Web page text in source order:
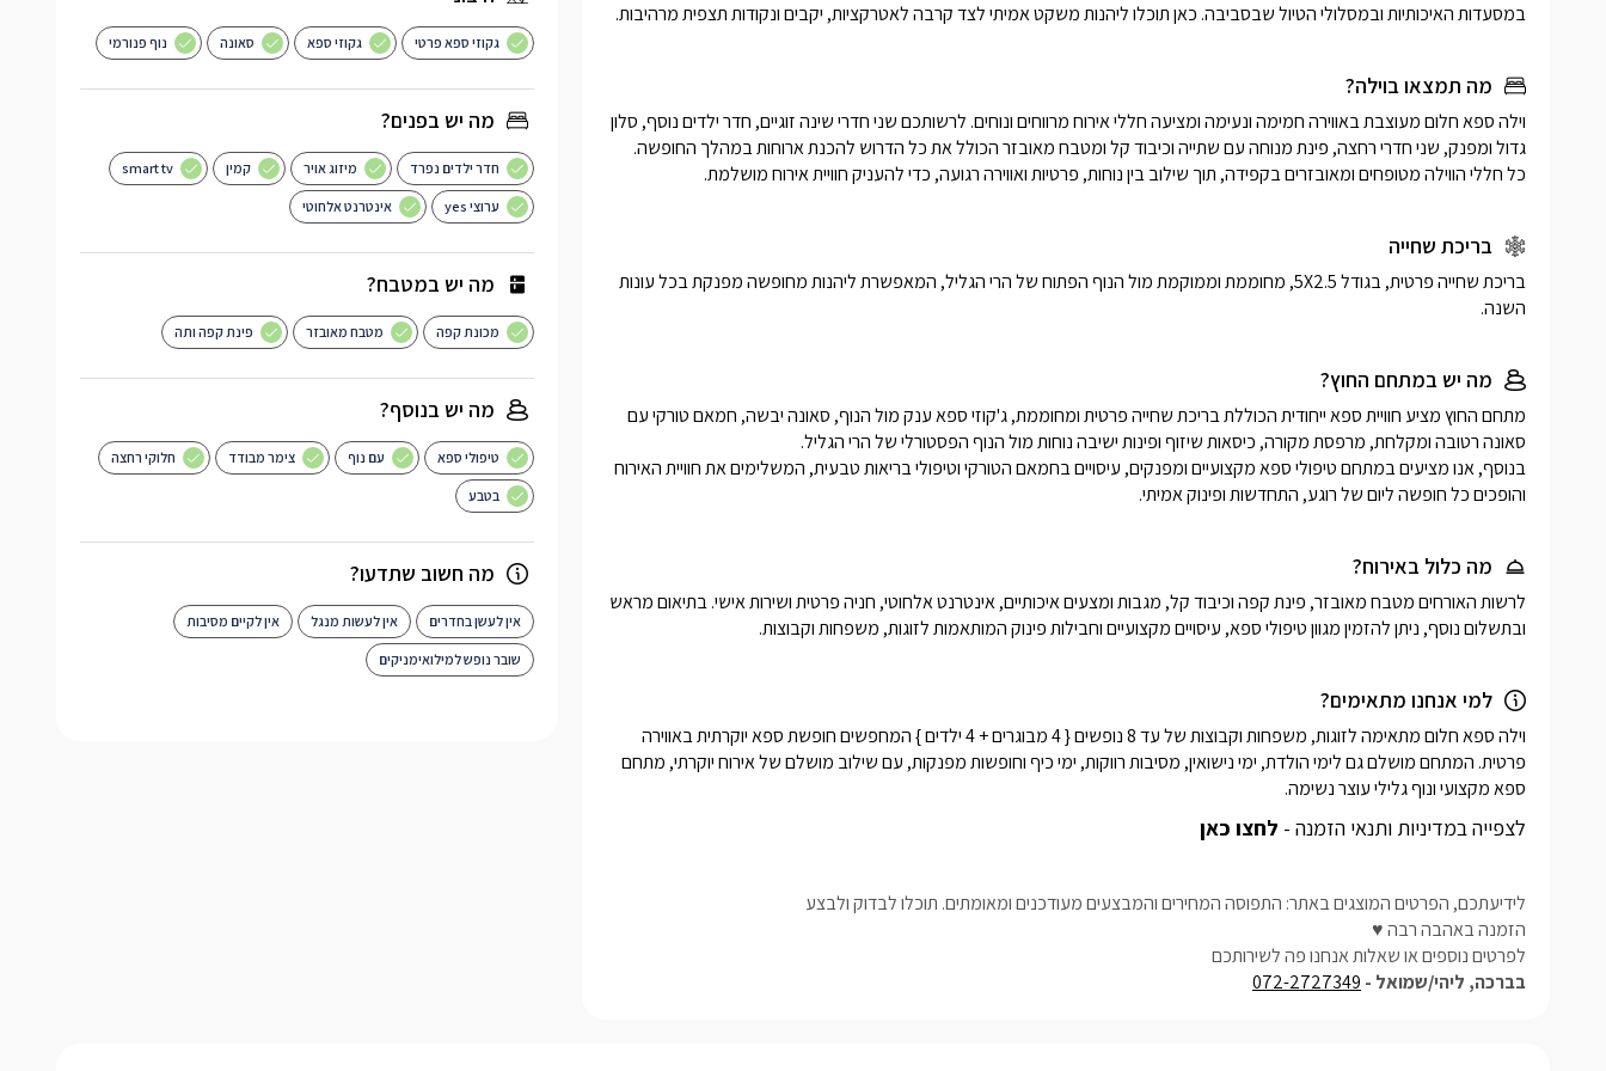
במסעדות האיכותיות ובמסלולי הטיול שבסביבה. כאן תוכלו ליהנות משקט אמיתי לצד קרבה לאטרקציות, יקבים ונקודות תצפית מרהיבות.
מה תמצאו בוילה?
כל חללי הווילה מטופחים ומאובזרים בקפידה, תוך שילוב בין נוחות, פרטיות ואווירה רגועה, כדי להעניק חוויית אירוח מושלמת.
בריכת שחייה
השנה.
מה יש במתחם החוץ?
והופכים כל חופשה ליום של רוגע, התחדשות ופינוק אמיתי.
מה כלול באירוח?
ובתשלום נוסף, ניתן להזמין מגוון טיפולי ספא, עיסויים מקצועיים וחבילות פינוק המותאמות לזוגות, משפחות וקבוצות.
למי אנחנו מתאימים?
ספא מקצועי ונוף גלילי עוצר נשימה.
לצפייה במדיניות ותנאי הזמנה - לחצו כאן
לידיעתכם, הפרטים המוצגים באתר: התפוסה המחירים והמבצעים מעודכנים ומאומתים. תוכלו לבדוק ולבצע
הזמנה באהבה רבה ♥
לפרטים נוספים או שאלות אנחנו פה לשירותכם
בברכה, ליהי/שמואל - 072-2727349
גקוזי ספא פרטי גקוזי ספא סאונה נוף פנורמי
מה יש בפנים?
חדר ילדים נפרד מיזוג אויר קמין smart tv
ערוצי yes אינטרנט אלחוטי
מה יש במטבח?
מכונת קפה מטבח מאובזר פינת קפה ותה
מה יש בנוסף?
טיפולי ספא עם נוף צימר מבודד חלוקי רחצה
בטבע
מה חשוב שתדעו?
אין לעשן בחדרים אין לעשות מנגל אין לקיים מסיבות
שובר נופש למילואימניקים